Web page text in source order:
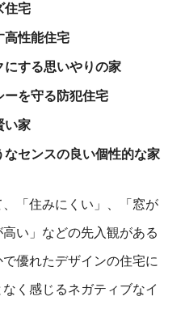
住宅
高性能住宅
にする思いやりの家
ーを守る防犯住宅
い家
なセンスの良い個性的な家
「住みにくい」、「窓が
い」などの先入観がある
優れたデザインの住宅に
く感じるネガティブなイ